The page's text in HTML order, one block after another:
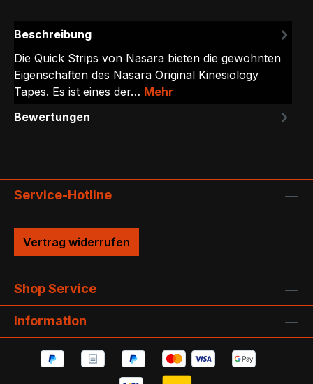
Beschreibung
Die Quick Strips von Nasara bieten die gewohnten
Eigenschaften des Nasara Original Kinesiology
Tapes. Es ist eines der… Mehr
Bewertungen
Service-Hotline
Vertrag widerrufen
Shop Service
Information